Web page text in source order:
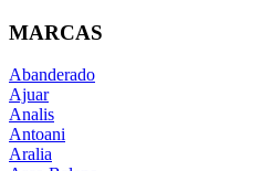
MARCAS
Abanderado
Ajuar
Analis
Antoani
Aralia